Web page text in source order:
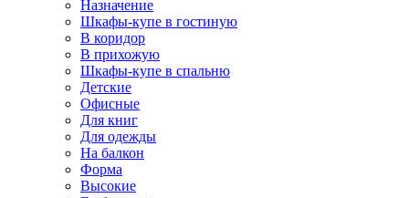
Назначение
Шкафы-купе в гостиную
В коридор
В прихожую
Шкафы-купе в спальню
Детские
Офисные
Для книг
Для одежды
На балкон
Форма
Высокие